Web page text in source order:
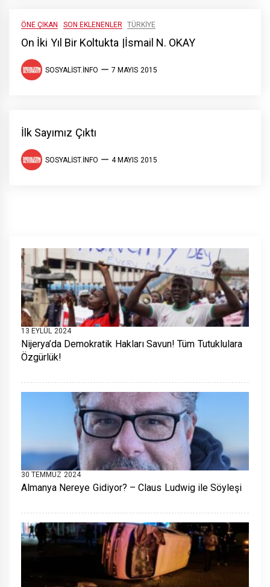
ÖNE ÇIKAN SON EKLENENLER TÜRKIYE
On İki Yıl Bir Koltukta |İsmail N. OKAY
SOSYALIST.INFO 7 MAYIS 2015
İlk Sayımız Çıktı
SOSYALIST.INFO 4 MAYIS 2015
13 EYLÜL 2024
Nijerya’da Demokratik Hakları Savun! Tüm Tutuklulara
Özgürlük!
30 TEMMUZ 2024
Almanya Nereye Gidiyor? – Claus Ludwig ile Söyleşi